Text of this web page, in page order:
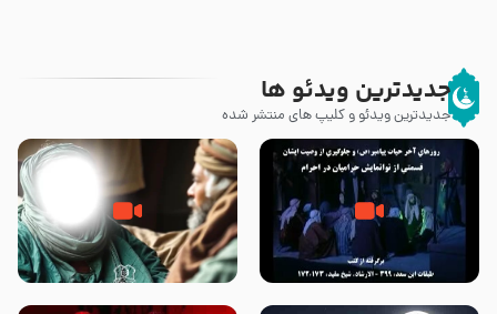
جدیدترین ویدئو ها
جدیدترین ویدئو و کلیپ های منتشر شده
روزهای آخر حیات پیامبر اکرم صلی
الله علیه و آله – قسمتی از
وصیتی که نوشته نشد (حدیث
قرطاس)